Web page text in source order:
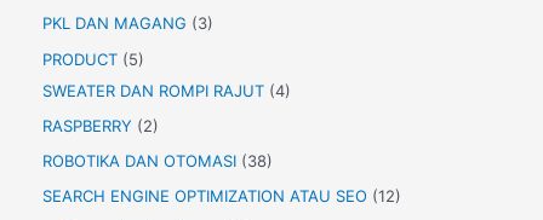
PKL DAN MAGANG (3)
PRODUCT(5)
SWEATER DAN ROMPI RAJUT(4)
RASPBERRY (2)
ROBOTIKA DAN OTOMASI(38)
SEARCH ENGINE OPTIMIZATION ATAU SEO (12)